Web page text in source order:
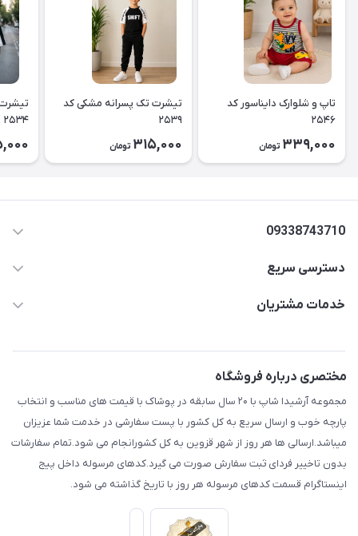
تاپ و شلوارک دایناسور کد
۲۵۴۶
339,000 تومان
تیشرت تک پسرانه مشکی کد
۲۵۳۹
315,000 تومان
۲۵۳۴
09338743710
دسترسی سریع
حساب کاربری
لیست محصولات
درباره ما
تماس با ما
خدمات مشتریان
مختصری درباره فروشگاه
مجموعه آرشیدا شاپ با ۲۰ سال سابقه در پوشاک با قیمت های مناسب و انتخاب
پارچه خوب و ارسال سریع به کل کشور با پست سفارشی در خدمت شما عزیزان
میباشد.ارسالی ها هر روز از شهر قزوین به کل کشورانجام می شود.تمام سفارشات
بدون تاخییر فردای ثبت سفارش صورت می گیرد.کدهای مرسوله داخل پیج
اینستاگرام قسمت کدهای مرسوله هر روز با تاریخ گذاشته می شود.